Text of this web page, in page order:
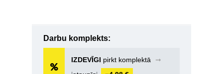
Darbu komplekts:
IZDEVĪGI pirkt komplektā
➞